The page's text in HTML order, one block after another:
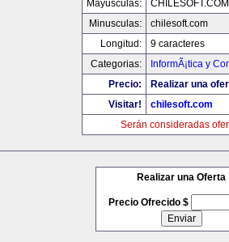
Mayusculas:
CHILESOFT.COM
Minusculas:
chilesoft.com
Longitud:
9 caracteres
Categorias:
InformÃ¡tica y
Precio:
Realizar una
Visitar!
chilesoft.com
Serán consideradas
Realizar una Oferta
Precio Ofrecido $